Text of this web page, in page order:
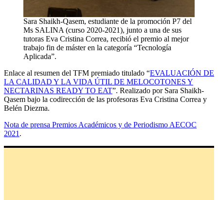
Sara Shaikh-Qasem, estudiante de la promoción P7 del
Ms SALINA (curso 2020-2021), junto a una de sus
tutoras Eva Cristina Correa, recibió el premio al mejor
trabajo fin de máster en la categoría “Tecnología
Aplicada”.
Enlace al resumen del TFM premiado titulado “EVALUACIÓN DE
LA CALIDAD Y LA VIDA ÚTIL DE MELOCOTONES Y
NECTARINAS READY TO EAT”. Realizado por Sara Shaikh-
Qasem bajo la codirección de las profesoras Eva Cristina Correa y
Belén Diezma.
Nota de prensa Premios Académicos y de Periodismo AECOC
2021 .